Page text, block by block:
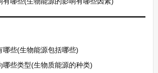
哪些(生物能源包括哪些)
哪些类型(生物质能源的种类)